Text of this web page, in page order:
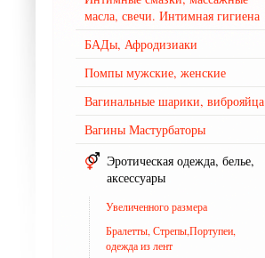
масла, свечи. Интимная гигиена
БАДы, Афродизиаки
Помпы мужские, женские
Вагинальные шарики, виброяйца
Вагины Мастурбаторы
Эротическая одежда, белье,
аксессуары
Увеличенного размера
Бралетты, Стрепы,Портупеи,
одежда из лент